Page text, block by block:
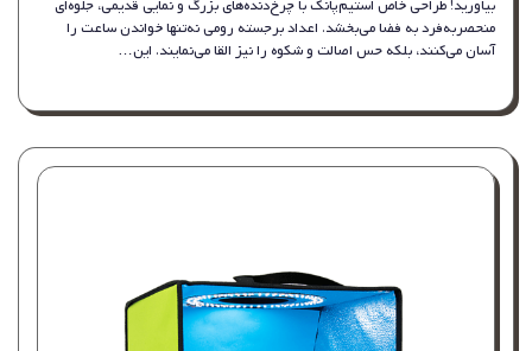
بیاورید! طراحی خاص استیم‌پانک با چرخ‌دنده‌های بزرگ و نمایی قدیمی، جلوه‌ای
منحصربه‌فرد به فضا می‌بخشد. اعداد برجسته رومی نه‌تنها خواندن ساعت را
آسان می‌کنند، بلکه حس اصالت و شکوه را نیز القا می‌نمایند. این…